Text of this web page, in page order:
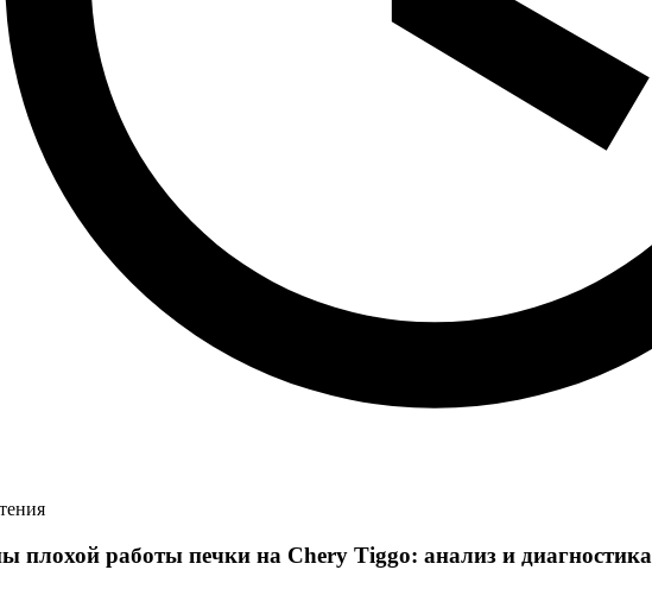
плохой работы печки на Chery Tiggo: анализ и диагностика